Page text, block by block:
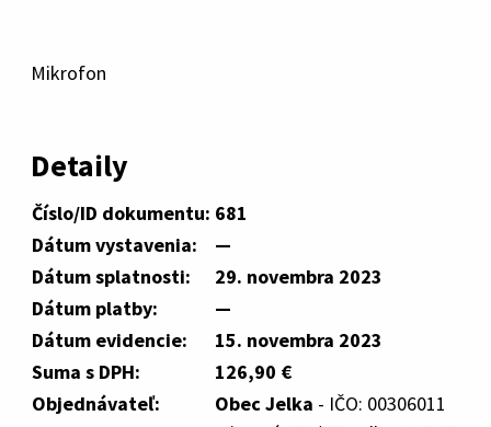
Mikrofon
Detaily
Číslo/ID dokumentu: 681
Dátum vystavenia:
—
Dátum splatnosti:
29. novembra 2023
Dátum platby:
—
Dátum evidencie:
15. novembra 2023
Suma s DPH:
126,90 €
Objednávateľ:
Obec Jelka - IČO: 00306011